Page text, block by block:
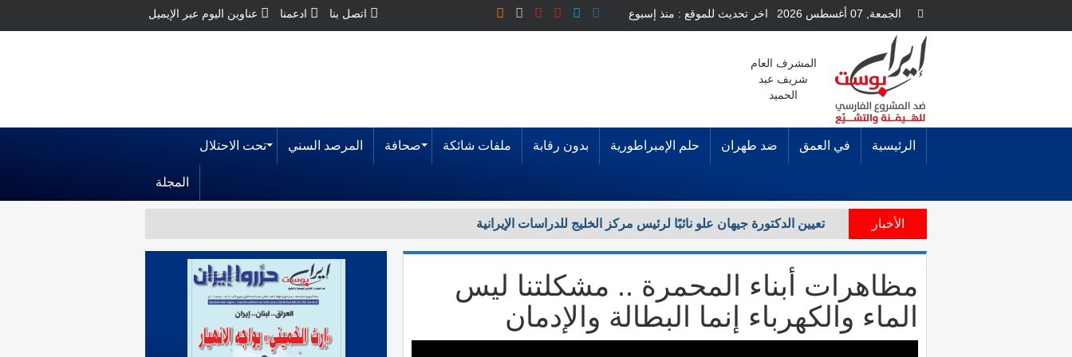
الجمعة, 07 أغسطس 2026 اخر تحديث للموقع : منذ إسبوع اتصل بنا ادعمنا عناوين اليوم عبر الإيميل
المشرف العام
شريف عبد
الحميد
الرئيسية في العمق ضد طهران حلم الإمبراطورية بدون رقابة ملفات شائكة صحافة المرصد السني تحت الاحتلال
المجلة
الأخبار مجلة «شؤون إيرانية» تخصص عددها الـ (59) لتوثيق التجربة الإنسانية لمشروع «مسام» في اليمن
مظاهرات أبناء المحمرة .. مشكلتنا ليس
الماء والكهرباء إنما البطالة والإدمان